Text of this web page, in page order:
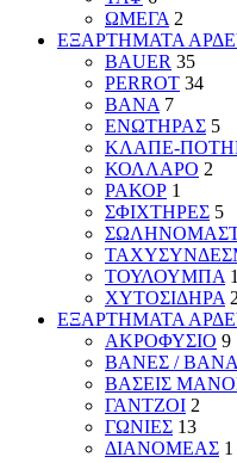
ΩΜΕΓΑ 2
ΕΞΑΡΤΗΜΑΤΑ
BAUER 35
PERROT 34
ΒΑΝΑ 7
ΕΝΩΤΗΡΑΣ 5
ΚΛΑΠΕ-
ΚΟΛΛΑΡΟ 2
ΡΑΚΟΡ 1
ΣΦΙΧΤΗΡΕΣ 5
ΤΟΥΛΟΥΜΠΑ 1
ΧΥΤΟΣΙΔΗΡΑ
ΕΞΑΡΤΗΜΑΤΑ
ΑΚΡΟΦΥΣΙΟ 9
ΒΑΝΕΣ /
ΒΑΣΕΙΣ
ΓΑΝΤΖΟΙ 2
ΓΩΝΙΕΣ 13
ΔΙΑΝΟΜΕΑΣ 1